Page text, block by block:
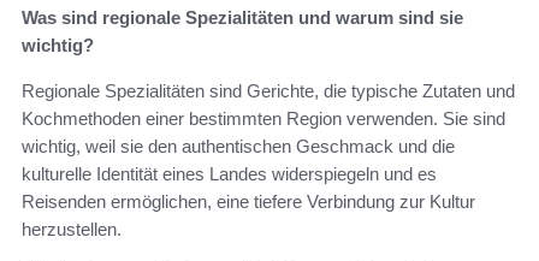
Was sind regionale Spezialitäten und warum sind sie
wichtig?
Regionale Spezialitäten sind Gerichte, die typische Zutaten und
Kochmethoden einer bestimmten Region verwenden. Sie sind
wichtig, weil sie den authentischen Geschmack und die
kulturelle Identität eines Landes widerspiegeln und es
Reisenden ermöglichen, eine tiefere Verbindung zur Kultur
herzustellen.